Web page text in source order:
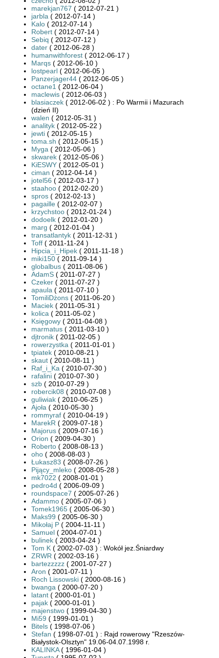
marekjan767 ( 2012-07-21 )
jarbla ( 2012-07-14 )
Kalo ( 2012-07-14 )
Robert ( 2012-07-14 )
Sebiq ( 2012-07-12 )
dater ( 2012-06-28 )
humanwithforest ( 2012-06-17 )
Marqs ( 2012-06-10 )
lostpearl ( 2012-06-05 )
Panzerjager44 ( 2012-06-05 )
octane1 ( 2012-06-04 )
maclewis ( 2012-06-03 )
blasiaczek ( 2012-06-02 ) : Po Warmii i Mazurach
(dzień II)
walen ( 2012-05-31 )
analityk ( 2012-05-22 )
jewti ( 2012-05-15 )
toma.sh ( 2012-05-15 )
Myga ( 2012-05-06 )
skwarek ( 2012-05-06 )
KiESWY ( 2012-05-01 )
ciman ( 2012-04-14 )
jotel56 ( 2012-03-17 )
staahoo ( 2012-02-20 )
spros ( 2012-02-13 )
pagaille ( 2012-02-07 )
krzychstoo ( 2012-01-24 )
dodoelk ( 2012-01-20 )
marg ( 2012-01-04 )
transatlantyk ( 2011-12-31 )
Toff ( 2011-11-24 )
Hipcia_i_Hipek ( 2011-11-18 )
miki150 ( 2011-09-14 )
globalbus ( 2011-08-06 )
AdamS ( 2011-07-27 )
Czeker ( 2011-07-27 )
apaula ( 2011-07-10 )
TomiliDżons ( 2011-06-20 )
Maciek ( 2011-05-31 )
kolica ( 2011-05-02 )
Księgowy ( 2011-04-08 )
marmatus ( 2011-03-10 )
djtronik ( 2011-02-05 )
rowerzystka ( 2011-01-01 )
tpiatek ( 2010-08-21 )
skaut ( 2010-08-11 )
Raf_i_Ka ( 2010-07-30 )
rafalini ( 2010-07-30 )
szb ( 2010-07-29 )
robercik08 ( 2010-07-08 )
guliwiak ( 2010-06-25 )
Ajoła ( 2010-05-30 )
rommyraf ( 2010-04-19 )
MarekR ( 2009-07-18 )
Majorus ( 2009-07-16 )
Orion ( 2009-04-30 )
Roberto ( 2008-08-13 )
oho ( 2008-08-03 )
Łukasz83 ( 2008-07-26 )
Pijący_mleko ( 2008-05-28 )
mk7022 ( 2008-01-01 )
pedro4d ( 2006-09-09 )
roundspace7 ( 2005-07-26 )
Adammo ( 2005-07-06 )
Tomek1965 ( 2005-06-30 )
Maks99 ( 2005-06-30 )
Mikołaj P ( 2004-11-11 )
Samuel ( 2004-07-01 )
bulinek ( 2003-04-24 )
Tom K ( 2002-07-03 ) : Wokół jez.Śniardwy
ZRWR ( 2002-03-16 )
bartezzzzz ( 2001-07-27 )
Aron ( 2001-07-11 )
Roch Lissowski ( 2000-08-16 )
bwanga ( 2000-07-20 )
latant ( 2000-01-01 )
pajak ( 2000-01-01 )
majenstwo ( 1999-04-30 )
Mi59 ( 1999-01-01 )
Bitels ( 1998-07-06 )
Stefan ( 1998-07-01 ) : Rajd rowerowy "Rzeszów-
Białystok-Olsztyn" 19.06-04.07.1998 r.
KALINKA( 1996-01-04 )